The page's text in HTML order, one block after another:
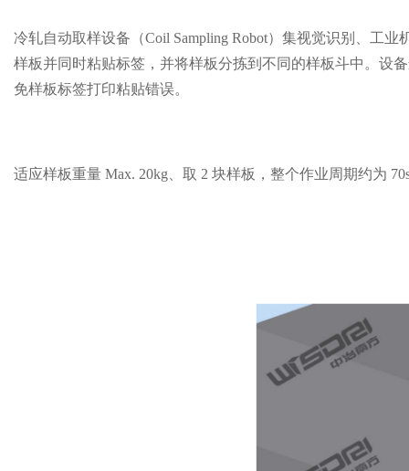
冷轧自动取样设备（Coil Sampling Robot）集视觉识别、工
样板并同时粘贴标签，并将样板分拣到不同的样板斗中。设
免样板标签打印粘贴错误。
适应样板重量 Max. 20kg、取 2 块样板，整个作业周期约为